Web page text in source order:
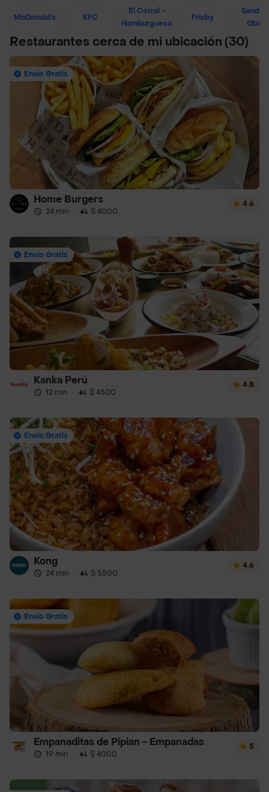
McDonald's KFC
El Corral -
Hamburguesa
Frisby
Restaurantes cerca de mi ubicación (30)
Envío Gratis
Home Burgers
24 min · $ 4000
4.6
Envío Gratis
Kanka Perú
12 min · $ 4500
4.8
Envío Gratis
Kong
24 min · $ 5500
4.6
Envío Gratis
Empanaditas de Pipian - Empanadas
19 min · $ 4000
5